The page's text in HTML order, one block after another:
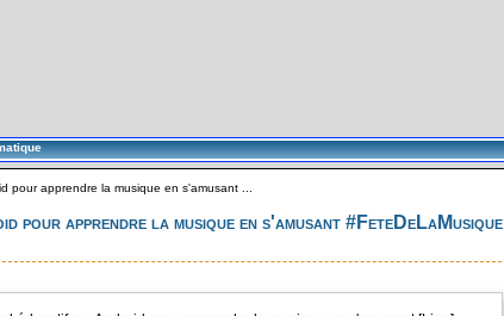
pour apprendre la musique en s'amusant ...
pour apprendre la musique en s'amusant #FeteDeLaMusique